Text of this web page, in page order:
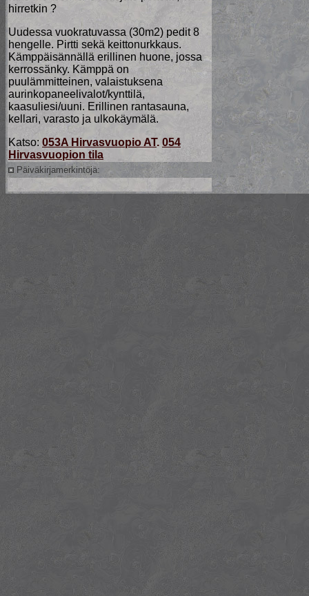
hirretkin ?
Uudessa vuokratuvassa (30m2) pedit 8
hengelle. Pirtti sekä keittonurkkaus.
Kämppäisännällä erillinen huone, jossa
kerrossänky. Kämppä on
puulämmitteinen, valaistuksena
aurinkopaneelivalot/kynttilä,
kaasuliesi/uuni. Erillinen rantasauna,
kellari, varasto ja ulkokäymälä.
Katso: 053A Hirvasvuopio AT. 054
Hirvasvuopion tila
Päiväkirjamerkintöjä: